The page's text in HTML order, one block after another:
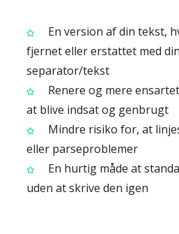
En version af din tekst,
fjernet eller erstattet med
separator/tekst
Renere og mere
at blive indsat og genbrugt
Mindre risiko for, at
eller parseproblemer
En hurtig måde at
uden at skrive den igen